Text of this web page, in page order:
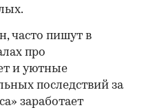
часто пишут в
про
и уютные
последствий за
заработает